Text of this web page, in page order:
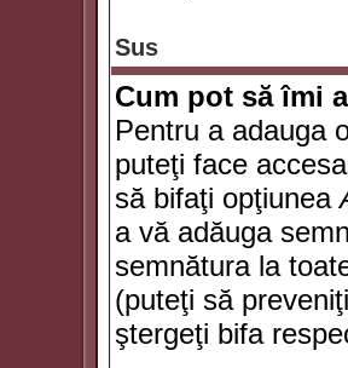
Sus
Cum pot să îmi
Pentru a adauga
puteţi face
să bifaţi opţiunea
a vă adăuga
semnătura la
(puteţi să
ştergeţi bifa